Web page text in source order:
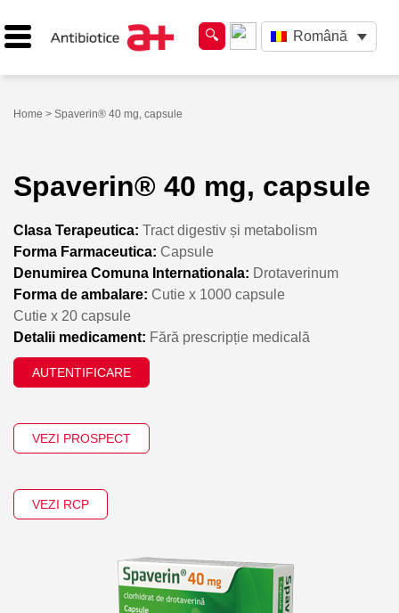
Română
Home > Spaverin® 40 mg, capsule
Spaverin® 40 mg, capsule
Clasa Terapeutica: Tract digestiv și metabolism
Forma Farmaceutica: Capsule
Denumirea Comuna Internationala: Drotaverinum
Forma de ambalare: Cutie x 1000 capsule
Cutie x 20 capsule
Detalii medicament: Fără prescripție medicală
AUTENTIFICARE
VEZI PROSPECT
VEZI RCP